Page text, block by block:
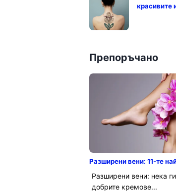
красивите
Препоръчано
Разширени вени: 11-те
Разширени вени: нека
добрите кремове...